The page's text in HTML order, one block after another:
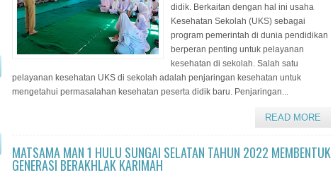
didik. Berkaitan dengan hal ini usaha
Kesehatan Sekolah (UKS) sebagai
program pemerintah di dunia pendidikan
berperan penting untuk pelayanan
kesehatan di sekolah. Salah satu
pelayanan kesehatan UKS di sekolah adalah penjaringan kesehatan untuk
mengetahui permasalahan kesehatan peserta didik baru. Penjaringan...
READ MORE
MATSAMA MAN 1 HULU SUNGAI SELATAN TAHUN 2022 MEMBENTUK
GENERASI BERAKHLAK KARIMAH